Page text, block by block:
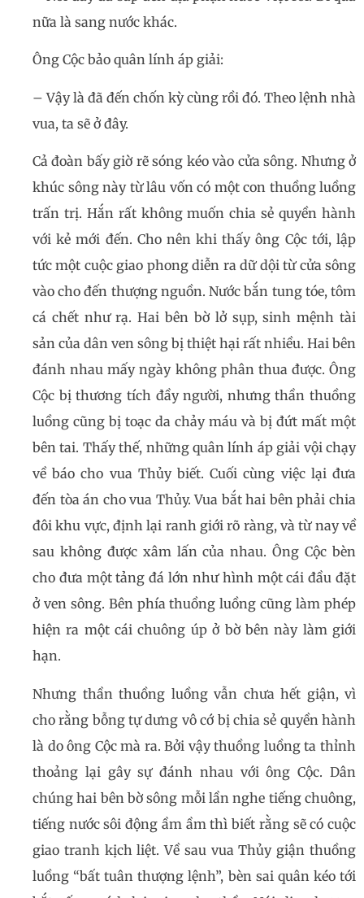
nữa là sang nước khác.
Ông Cộc bảo quân lính áp giải:
– Vậy là đã đến chốn kỳ cùng rồi đó. Theo lệnh nhà
vua, ta sẽ ở đây.
Cả đoàn bấy giờ rẽ sóng kéo vào cửa sông. Nhưng ở
khúc sông này từ lâu vốn có một con thuồng luồng
trấn trị. Hắn rất không muốn chia sẻ quyền hành
với kẻ mới đến. Cho nên khi thấy ông Cộc tới, lập
tức một cuộc giao phong diễn ra dữ dội từ cửa sông
vào cho đến thượng nguồn. Nước bắn tung tóe, tôm
cá chết như rạ. Hai bên bờ lở sụp, sinh mệnh tài
sản của dân ven sông bị thiệt hại rất nhiều. Hai bên
đánh nhau mấy ngày không phân thua được. Ông
Cộc bị thương tích đầy người, nhưng thần thuồng
luồng cũng bị toạc da chảy máu và bị đứt mất một
bên tai. Thấy thế, những quân lính áp giải vội chạy
về báo cho vua Thủy biết. Cuối cùng việc lại đưa
đến tòa án cho vua Thủy. Vua bắt hai bên phải chia
đôi khu vực, định lại ranh giới rõ ràng, và từ nay về
sau không được xâm lấn của nhau. Ông Cộc bèn
cho đưa một tảng đá lớn như hình một cái đầu đặt
ở ven sông. Bên phía thuồng luồng cũng làm phép
hiện ra một cái chuông úp ở bờ bên này làm giới
hạn.
Nhưng thần thuồng luồng vẫn chưa hết giận, vì
cho rằng bỗng tự dưng vô cớ bị chia sẻ quyền hành
là do ông Cộc mà ra. Bởi vậy thuồng luồng ta thỉnh
thoảng lại gây sự đánh nhau với ông Cộc. Dân
chúng hai bên bờ sông mỗi lần nghe tiếng chuông,
tiếng nước sôi động ầm ầm thì biết rằng sẽ có cuộc
giao tranh kịch liệt. Về sau vua Thủy giận thuồng
luồng “bất tuân thượng lệnh”, bèn sai quân kéo tới